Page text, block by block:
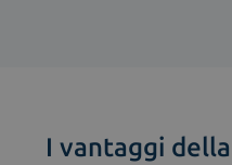
I vantaggi